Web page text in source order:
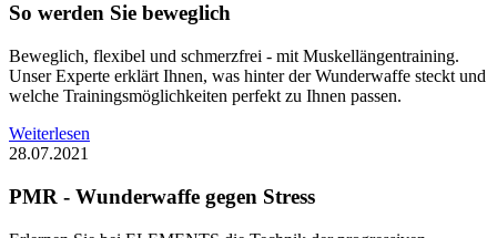
So werden Sie beweglich
Beweglich, flexibel und schmerzfrei - mit Muskellängentraining.
Unser Experte erklärt Ihnen, was hinter der Wunderwaffe steckt und
welche Trainingsmöglichkeiten perfekt zu Ihnen passen.
Weiterlesen
28.07.2021
PMR - Wunderwaffe gegen Stress